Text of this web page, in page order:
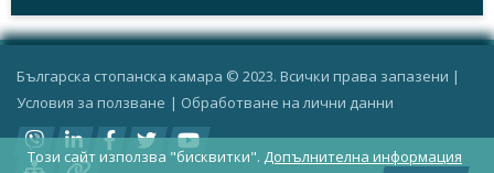
Българска стопанска камара © 2023. Всички права запазени |
Условия за ползване | Oбработване на лични данни
Този сайт използва "бисквитки". Допълнителна информация